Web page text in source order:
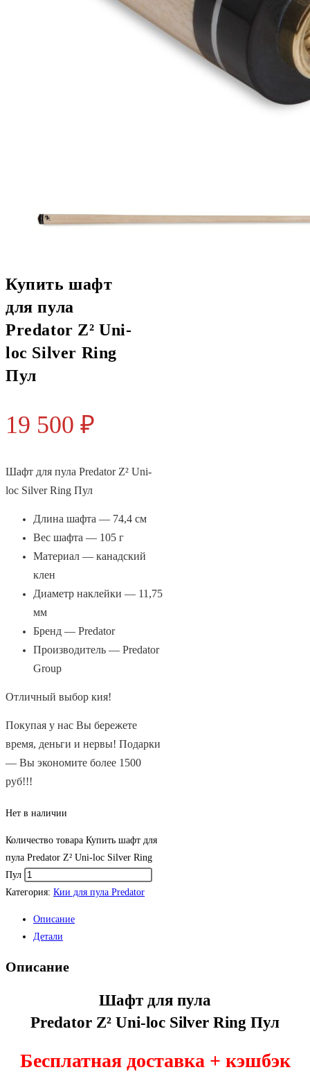
Купить шафт
для пула
Predator Z² Uni-
loc Silver Ring
Пул
19 500 ₽
Шафт для пула Predator Z² Uni-
loc Silver Ring Пул
Длина шафта — 74,4 см
Вес шафта — 105 г
Материал — канадский
клен
Диаметр наклейки — 11,75
мм
Бренд — Predator
Производитель — Predator
Group
Отличный выбор кия!
Покупая у нас Вы бережете
время, деньги и нервы! Подарки
— Вы экономите более 1500
руб!!!
Нет в наличии
Количество товара Купить шафт для
пула Predator Z² Uni-loc Silver Ring
Пул
Категория: Кии для пула Predator
Описание
Детали
Описание
Шафт для пула
Predator Z² Uni-loc Silver Ring Пул
Бесплатная доставка + кэшбэк